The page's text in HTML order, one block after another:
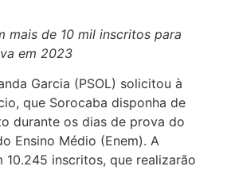
mais de 10 mil inscritos para
em 2023
Garcia (PSOL) solicitou à
que Sorocaba disponha de
durante os dias de prova do
Ensino Médio (Enem). A
inscritos, que realizarão